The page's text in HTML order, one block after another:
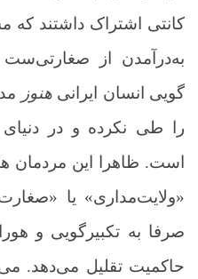
کانتی اشتراک داشتند که
به‌درآمدن از
گویی انسان ایرانیهنوز
را طی نکرده و در دنیای
است. ظاهرا
این مردمان
«ولایت‌مداری» یا
صرفا به تکبیرگویی و
حاکمیت تقلیل می‌دهد.